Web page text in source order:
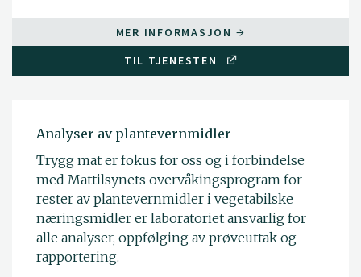
MER INFORMASJON
TIL TJENESTEN
Analyser av plantevernmidler
Trygg mat er fokus for oss og i forbindelse
med Mattilsynets overvåkingsprogram for
rester av plantevernmidler i vegetabilske
næringsmidler er laboratoriet ansvarlig for
alle analyser, oppfølging av prøveuttak og
rapportering.